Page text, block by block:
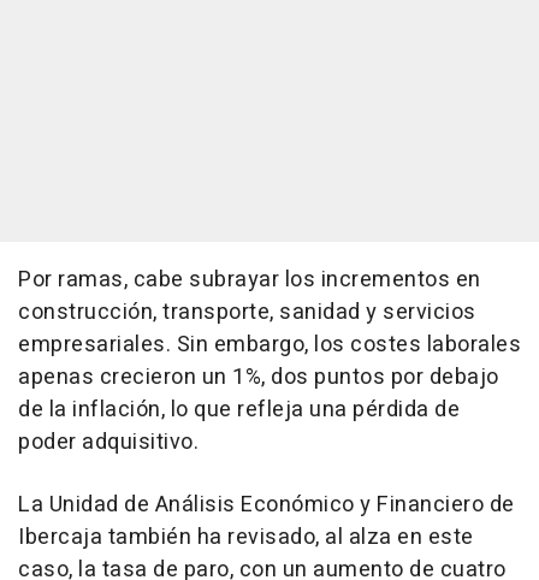
Por ramas, cabe subrayar los incrementos en
construcción, transporte, sanidad y servicios
empresariales. Sin embargo, los costes laborales
apenas crecieron un 1%, dos puntos por debajo
de la inflación, lo que refleja una pérdida de
poder adquisitivo.
La Unidad de Análisis Económico y Financiero de
Ibercaja también ha revisado, al alza en este
caso, la tasa de paro, con un aumento de cuatro